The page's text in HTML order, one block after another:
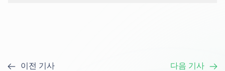
이전 기사 다음 기사